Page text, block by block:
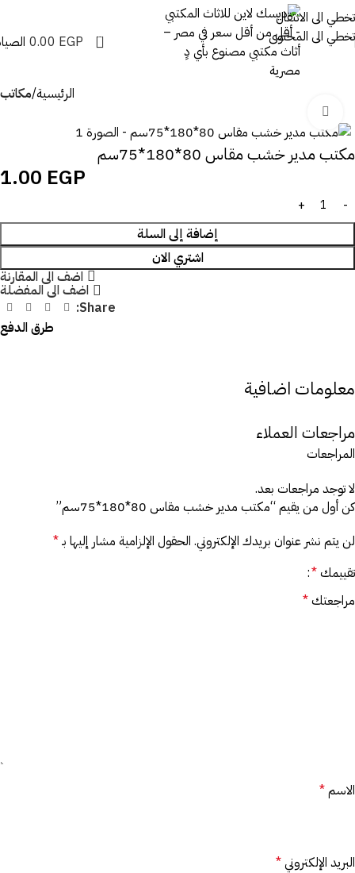
تخطي الى الانتقال
تخطي الى المحتوى
0
0.00 EGP
الرئيسية مكاتب
مكتب مدير خشب مقاس 80*180*75سم
1.00 EGP
إضافة إلى السلة
اشتري الان
اضف الى المقارنة
اضف الى المفضلة
Share:
طرق الدفع
معلومات اضافية
مراجعات العملاء
المراجعات
لا توجد مراجعات بعد.
كن أول من يقيم “مكتب مدير خشب مقاس 80*180*75سم”
لن يتم نشر عنوان بريدك الإلكتروني. الحقول الإلزامية مشار إليها بـ*
تقييمك*
مراجعتك*
الاسم*
البريد الإلكتروني*